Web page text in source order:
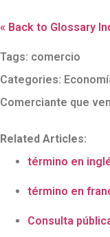
« Back to Glossary
Tags: comercio
Categories:
Comerciante que
Related Articles:
término en
término en
Consulta